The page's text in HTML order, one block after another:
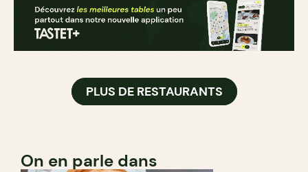
PLUS DE RESTAURANTS
On en parle dans